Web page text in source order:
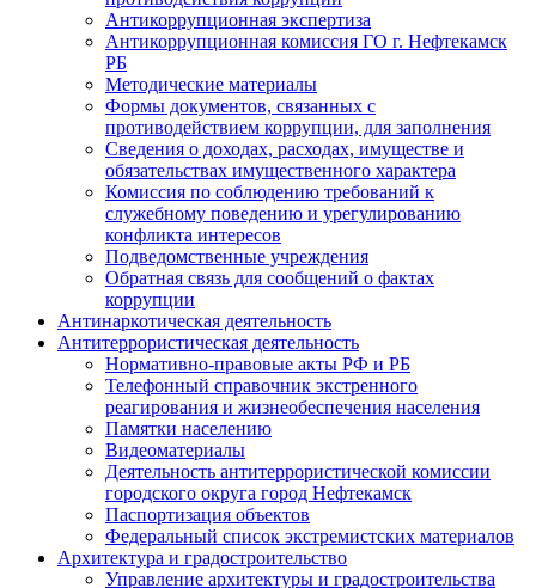
Антикоррупционная экспертиза
Антикоррупционная комиссия ГО г. Нефтекамск
РБ
Методические материалы
Формы документов, связанных с
противодействием коррупции, для заполнения
Сведения о доходах, расходах, имуществе и
обязательствах имущественного характера
Комиссия по соблюдению требований к
служебному поведению и урегулированию
конфликта интересов
Подведомственные учреждения
Обратная связь для сообщений о фактах
коррупции
Антинаркотическая деятельность
Антитеррористическая деятельность
Нормативно-правовые акты РФ и РБ
Телефонный справочник экстренного
реагирования и жизнеобеспечения населения
Памятки населению
Видеоматериалы
Деятельность антитеррористической комиссии
городского округа город Нефтекамск
Паспортизация объектов
Федеральный список экстремистских материалов
Архитектура и градостроительство
Управление архитектуры и градостроительства